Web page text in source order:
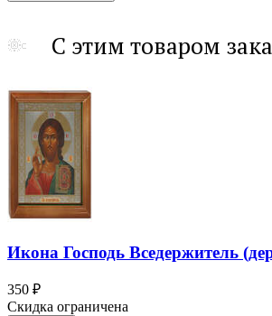
С этим товаром
Икона Господь Вседержитель
350 ₽
Скидка ограничена